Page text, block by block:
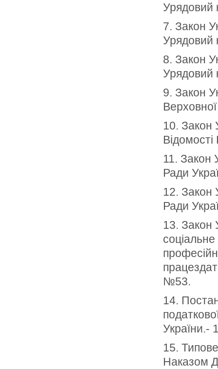
Урядовий
7. Закон
Урядовий
8. Закон
Урядовий
9. Закон
10. Закон
11. Закон
Ради
12. Закон
Ради
13. Закон
№53.
14.
15.
Наказом